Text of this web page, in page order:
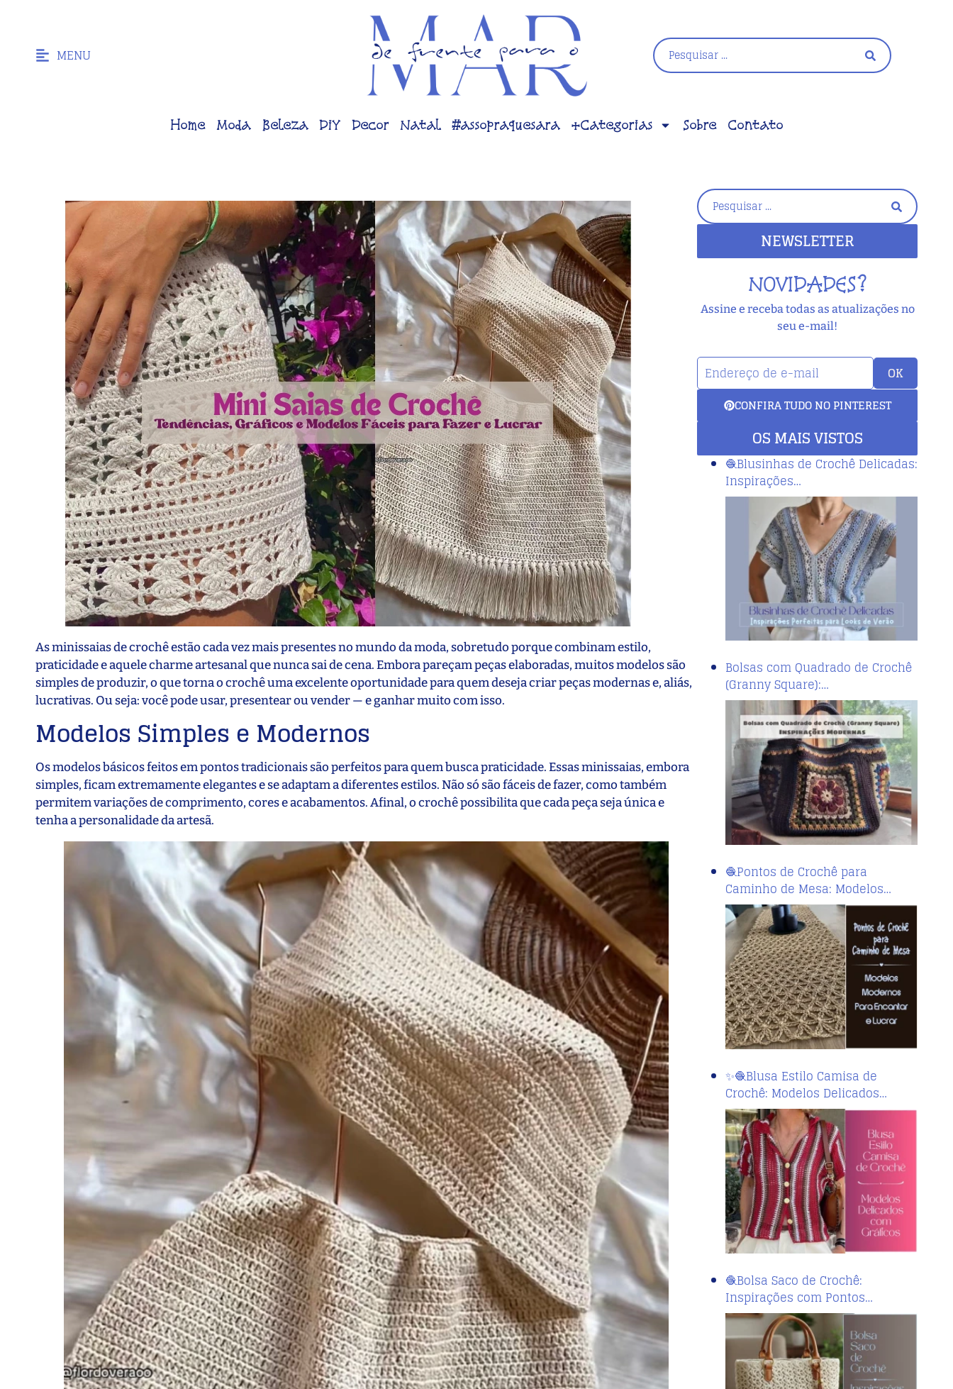
MENU
Home Moda Beleza DiY Decor Natal #assopraquesara +Categorias Sobre Contato
As minissaias de crochê estão cada vez mais presentes no mundo da moda, sobretudo porque combinam estilo,
praticidade e aquele charme artesanal que nunca sai de cena. Embora pareçam peças elaboradas, muitos modelos são
simples de produzir, o que torna o crochê uma excelente oportunidade para quem deseja criar peças modernas e, aliás,
lucrativas. Ou seja: você pode usar, presentear ou vender — e ganhar muito com isso.
Modelos Simples e Modernos
Os modelos básicos feitos em pontos tradicionais são perfeitos para quem busca praticidade. Essas minissaias, embora
simples, ficam extremamente elegantes e se adaptam a diferentes estilos. Não só são fáceis de fazer, como também
permitem variações de comprimento, cores e acabamentos. Afinal, o crochê possibilita que cada peça seja única e
tenha a personalidade da artesã.
NEWSLETTER
NOVIDADES?
Assine e receba todas as atualizações no
seu e-mail!
OK
CONFIRA TUDO NO PINTEREST
OS MAIS VISTOS
🧶Blusinhas de Crochê Delicadas:
Inspirações…
Bolsas com Quadrado de Crochê
(Granny Square):…
🧶Pontos de Crochê para
Caminho de Mesa: Modelos…
✨🧶Blusa Estilo Camisa de
Crochê: Modelos Delicados…
🧶Bolsa Saco de Crochê:
Inspirações com Pontos…